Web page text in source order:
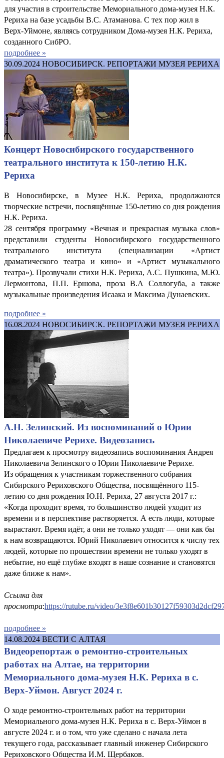
для участия в строительстве Мемориального дома-музея Н.К.
Рериха на базе усадьбы В.С. Атаманова. С тех пор жил в
Верх-Уймоне, являясь сотрудником Дома-музея Н.К. Рериха,
созданного СибРО.
подробнее »
30.09.2024 НОВОСИБИРСК. РЕПОРТАЖИ МУЗЕЯ РЕРИХА
Концерт Новосибирского государственного
театрального института к 150-летию Н.К.
Рериха
В Новосибирске, в Музее Н.К. Рериха, продолжаются
творческие встречи, посвящённые 150-летию со дня рождения
Н.К. Рериха.
28 сентября программу «Вечная и прекрасная музыка слов»
представили студенты Новосибирского государственного
театрального института (специализации «Артист
драматического театра и кино» и «Артист музыкального
театра»). Прозвучали стихи Н.К. Рериха, А.С. Пушкина, М.Ю.
Лермонтова, П.П. Ершова, проза В.А Соллогуба, а также
музыкальные произведения Исаака и Максима Дунаевских.
подробнее »
16.08.2024 НОВОСИБИРСК. РЕПОРТАЖИ МУЗЕЯ РЕРИХА
А.Н. Зелинский. Из воспоминаний о Юрии
Николаевиче Рерихе. Видеозапись
Предлагаем к просмотру видеозапись воспоминания Андрея
Николаевича Зелинского о Юрии Николаевиче Рерихе.
Из обращения к участникам торжественного собрания
Сибирского Рериховского Общества, посвящённого 115-
летию со дня рождения Ю.Н. Рериха, 27 августа 2017 г.:
«Когда проходит время, то большинство людей уходит из
времени и в перспективе растворяется. А есть люди, которые
вырастают. Время идёт, а они не только уходят — они как бы
к нам возвращаются. Юрий Николаевич относится к числу тех
людей, которые по прошествии времени не только уходят в
небытие, но ещё глубже входят в наше сознание и становятся
даже ближе к нам».
Ссылка для
просмотра:https://rutube.ru/video/
подробнее »
14.08.2024 ВЕСТИ С АЛТАЯ
Видеорепортаж о ремонтно-строительных
работах на Алтае, на территории
Мемориального дома-музея Н.К. Рериха в с.
Верх-Уймон. Август 2024 г.
О ходе ремонтно-строительных работ на территории
Мемориального дома-музея Н.К. Рериха в с. Верх-Уймон в
августе 2024 г. и о том, что уже сделано с начала лета
текущего года, рассказывает главный инженер Сибирского
Рериховского Общества И.М. Щербаков.